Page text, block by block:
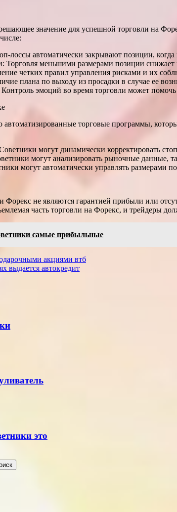
значение для успешной торговли на
лоссы автоматически закрывают позиции,
Торговля меньшими размерами позиции снижает
четких правил управления рисками и их
плана по выходу из просадки в случае ее
эмоций во время торговли может
торговые программы,
могут динамически корректировать
могут анализировать рыночные данные,
могут автоматически управлять размерами
не являются гарантией прибыли или
часть торговли на Форекс, и трейдеры
самые прибыльные
акциями втб
выдается автокредит
это